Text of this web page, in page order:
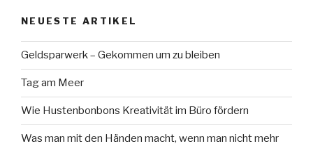
NEUESTE ARTIKEL
Geldsparwerk – Gekommen um zu bleiben
Tag am Meer
Wie Hustenbonbons Kreativität im Büro fördern
Was man mit den Händen macht, wenn man nicht mehr